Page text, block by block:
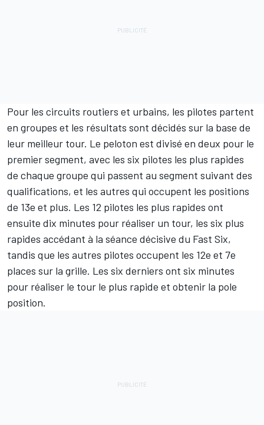
Pour les circuits routiers et urbains, les pilotes partent
en groupes et les résultats sont décidés sur la base de
leur meilleur tour. Le peloton est divisé en deux pour le
premier segment, avec les six pilotes les plus rapides
de chaque groupe qui passent au segment suivant des
qualifications, et les autres qui occupent les positions
de 13e et plus. Les 12 pilotes les plus rapides ont
ensuite dix minutes pour réaliser un tour, les six plus
rapides accédant à la séance décisive du Fast Six,
tandis que les autres pilotes occupent les 12e et 7e
places sur la grille. Les six derniers ont six minutes
pour réaliser le tour le plus rapide et obtenir la pole
position.